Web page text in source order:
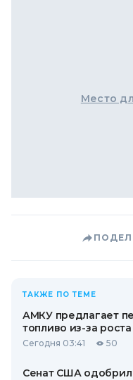
Место
ТАКЖЕ ПО ТЕМЕ
АМКУ предлагает
топливо из-за
Сегодня 03:41 50
Сенат США одобрил